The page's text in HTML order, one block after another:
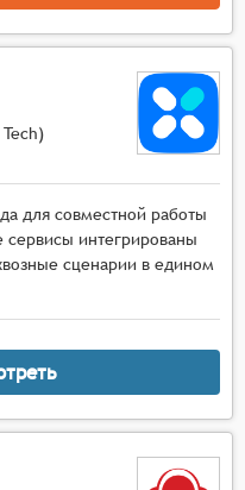
для совместной работы
интегрированы
сценарии в едином